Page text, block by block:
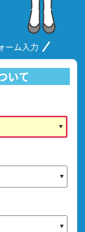
ーム入力
いて